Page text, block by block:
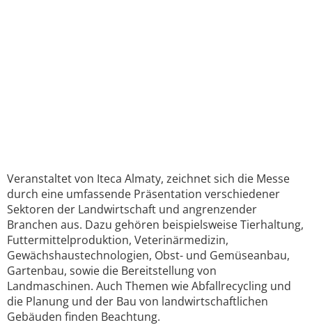
Veranstaltet von Iteca Almaty, zeichnet sich die Messe
durch eine umfassende Präsentation verschiedener
Sektoren der Landwirtschaft und angrenzender
Branchen aus. Dazu gehören beispielsweise Tierhaltung,
Futtermittelproduktion, Veterinärmedizin,
Gewächshaustechnologien, Obst- und Gemüseanbau,
Gartenbau, sowie die Bereitstellung von
Landmaschinen. Auch Themen wie Abfallrecycling und
die Planung und der Bau von landwirtschaftlichen
Gebäuden finden Beachtung.